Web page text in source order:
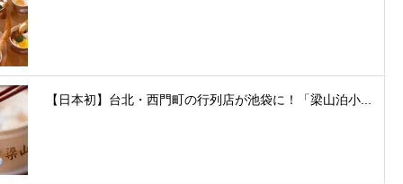
【日本初】台北・西門町の行列店が池袋に！「梁山泊小...